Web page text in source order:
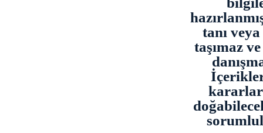
tanı
taşımaz